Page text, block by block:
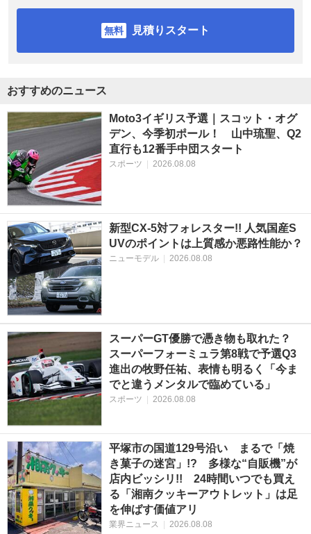
見積りスタート
おすすめのニュース
Moto3イギリス予選｜スコット・オグ
デン、今季初ポール！ 山中琉聖、Q2
直行も12番手中団スタート
スポーツ 2026.08.08
新型CX-5対フォレスター!! 人気国産S
UVのポイントは上質感か悪路性能か？
ニューモデル 2026.08.08
スーパーGT優勝で憑き物も取れた？
スーパーフォーミュラ第8戦で予選Q3
進出の牧野任祐、表情も明るく「今ま
でと違うメンタルで臨めている」
スポーツ 2026.08.08
平塚市の国道129号沿い まるで「焼
き菓子の迷宮」!? 多様な“自販機”が
店内ビッシリ!! 24時間いつでも買え
る「湘南クッキーアウトレット」は足
を伸ばす価値アリ
業界ニュース 2026.08.08